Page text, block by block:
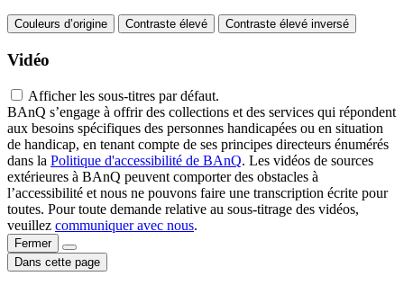
Couleurs d’origine Contraste élevé Contraste élevé inversé
Vidéo
Afficher les sous-titres par défaut.
BAnQ s’engage à offrir des collections et des services qui répondent
aux besoins spécifiques des personnes handicapées ou en situation
de handicap, en tenant compte de ses principes directeurs énumérés
dans la Politique d'accessibilité de BAnQ. Les vidéos de sources
extérieures à BAnQ peuvent comporter des obstacles à
l’accessibilité et nous ne pouvons faire une transcription écrite pour
toutes. Pour toute demande relative au sous-titrage des vidéos,
veuillez communiquer avec nous.
Fermer
Dans cette page